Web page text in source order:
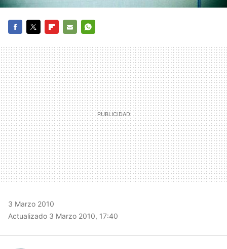
MAIL
3 Marzo 2010
Actualizado 3 Marzo 2010, 17:40